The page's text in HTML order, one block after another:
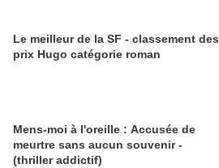
Le meilleur de la SF - classement des
prix Hugo catégorie roman
Mens-moi à l'oreille : Accusée de
meurtre sans aucun souvenir -
(thriller addictif)